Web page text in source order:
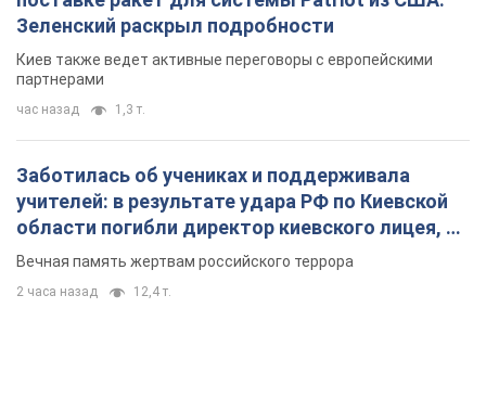
Зеленский раскрыл подробности
Киев также ведет активные переговоры с европейскими
партнерами
час назад 1,3 т.
Заботилась об учениках и поддерживала
учителей: в результате удара РФ по Киевской
области погибли директор киевского лицея, её
муж и внук
Вечная память жертвам российского террора
2 часа назад 12,4 т.